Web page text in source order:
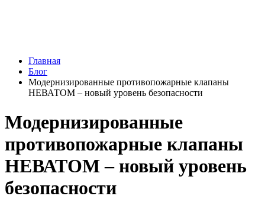
Главная
Блог
Модернизированные противопожарные клапаны
НЕВАТОМ – новый уровень безопасности
Модернизированные
противопожарные клапаны
НЕВАТОМ – новый уровень
безопасности